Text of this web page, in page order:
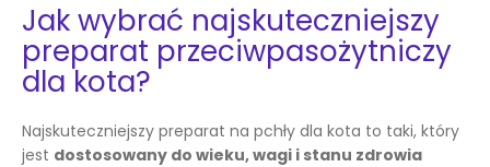
Jak wybrać najskuteczniejszy
preparat przeciwpasożytniczy
dla kota?
Najskuteczniejszy preparat na pchły dla kota to taki, który
jest dostosowany do wieku, wagi i stanu zdrowia